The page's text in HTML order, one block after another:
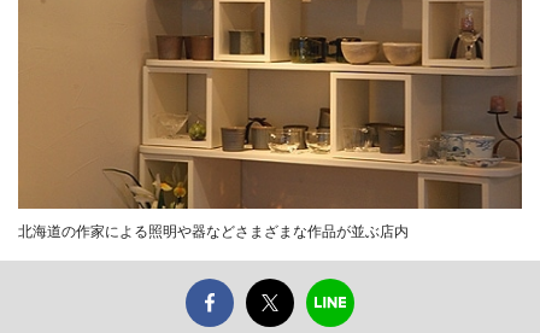
北海道の作家による照明や器などさまざまな作品が並ぶ店内